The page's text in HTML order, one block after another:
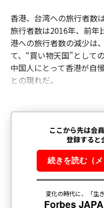
香港、台湾への旅行者数
旅行者数は2016年、前年
港への旅行者数の減少は
て、“買い物天国”として
中国人にとって香港が自
との現れだ。